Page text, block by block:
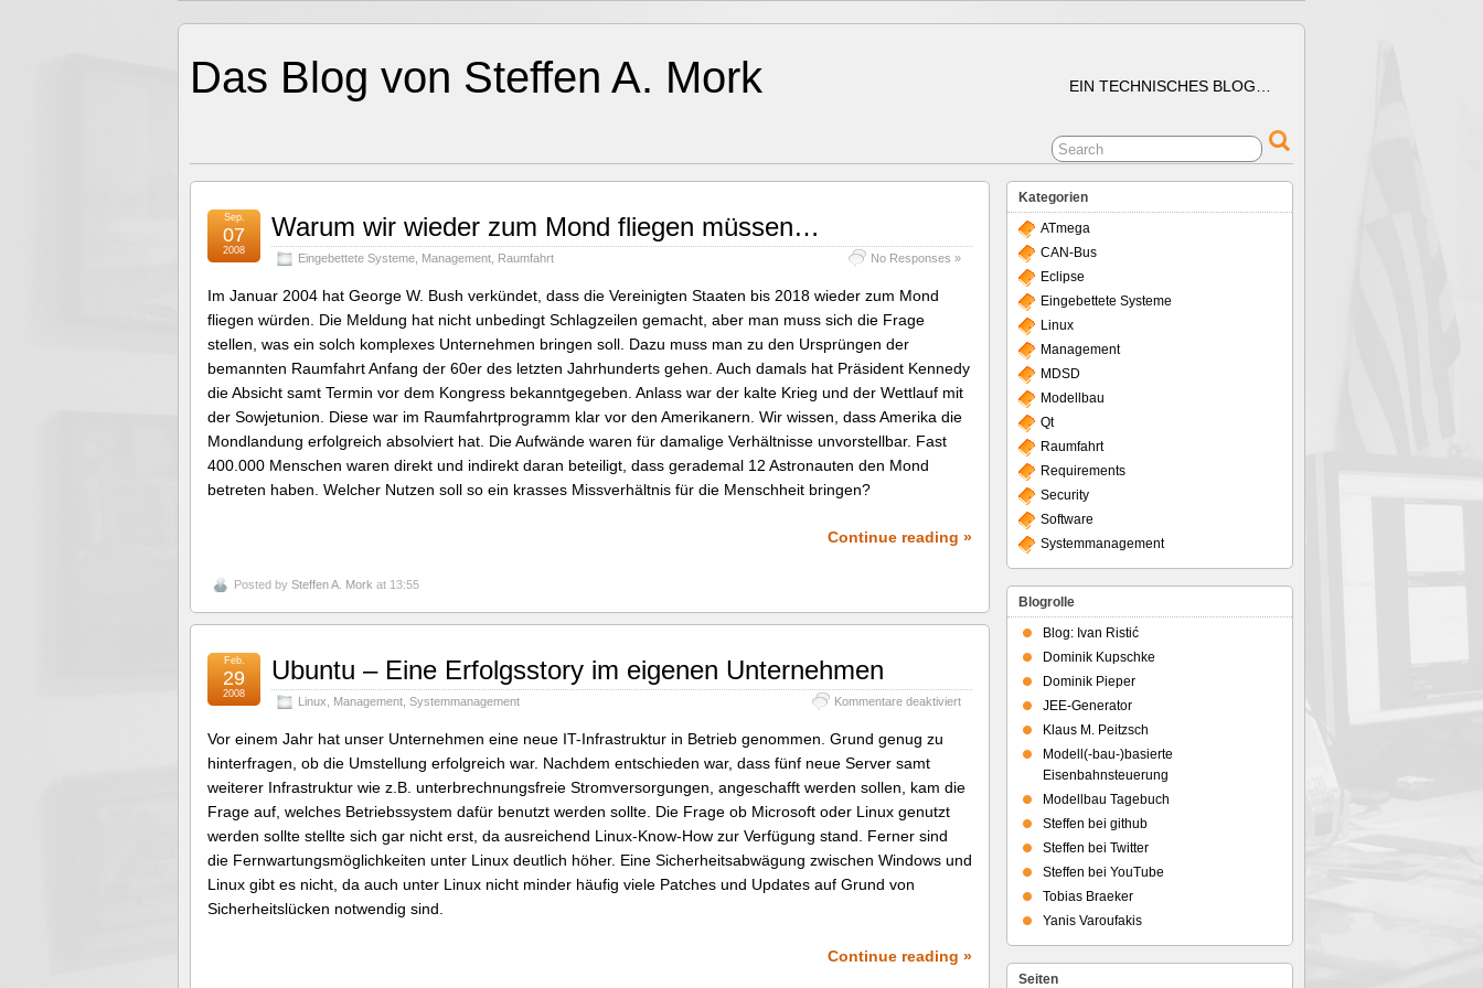
Das Blog von Steffen A. Mork EIN TECHNISCHES BLOG…
Warum wir wieder zum Mond fliegen müssen…
Eingebettete Systeme Management Raumfahrt No Responses »
Sep.
07
2008
Im Januar 2004 hat George W. Bush verkündet, dass die Vereinigten Staaten bis 2018 wieder zum Mond
fliegen würden. Die Meldung hat nicht unbedingt Schlagzeilen gemacht, aber man muss sich die Frage
stellen, was ein solch komplexes Unternehmen bringen soll. Dazu muss man zu den Ursprüngen der
bemannten Raumfahrt Anfang der 60er des letzten Jahrhunderts gehen. Auch damals hat Präsident Kennedy
die Absicht samt Termin vor dem Kongress bekanntgegeben. Anlass war der kalte Krieg und der Wettlauf mit
der Sowjetunion. Diese war im Raumfahrtprogramm klar vor den Amerikanern. Wir wissen, dass Amerika die
Mondlandung erfolgreich absolviert hat. Die Aufwände waren für damalige Verhältnisse unvorstellbar. Fast
400.000 Menschen waren direkt und indirekt daran beteiligt, dass gerademal 12 Astronauten den Mond
betreten haben. Welcher Nutzen soll so ein krasses Missverhältnis für die Menschheit bringen?
Continue reading »
Posted by Steffen A. Mork at 13:55
Ubuntu – Eine Erfolgsstory im eigenen Unternehmen
Linux Management Systemmanagement Kommentare deaktiviertfür
im
Unternehmen
Feb.
29
2008
Vor einem Jahr hat unser Unternehmen eine neue IT-Infrastruktur in Betrieb genommen. Grund genug zu
hinterfragen, ob die Umstellung erfolgreich war. Nachdem entschieden war, dass fünf neue Server samt
weiterer Infrastruktur wie z.B. unterbrechnungsfreie Stromversorgungen, angeschafft werden sollen, kam die
Frage auf, welches Betriebssystem dafür benutzt werden sollte. Die Frage ob Microsoft oder Linux genutzt
werden sollte stellte sich gar nicht erst, da ausreichend Linux-Know-How zur Verfügung stand. Ferner sind
die Fernwartungsmöglichkeiten unter Linux deutlich höher. Eine Sicherheitsabwägung zwischen Windows und
Linux gibt es nicht, da auch unter Linux nicht minder häufig viele Patches und Updates auf Grund von
Sicherheitslücken notwendig sind.
Continue reading »
Kategorien
ATmega
CAN-Bus
Eclipse
Eingebettete Systeme
Linux
Management
MDSD
Modellbau
Qt
Raumfahrt
Requirements
Security
Software
Systemmanagement
Blogrolle
Blog: Ivan Ristić
Dominik Kupschke
Dominik Pieper
JEE-Generator
Klaus M. Peitzsch
Modell(-bau-)basierte
Eisenbahnsteuerung
Modellbau Tagebuch
Steffen bei github
Steffen bei Twitter
Steffen bei YouTube
Tobias Braeker
Yanis Varoufakis
Seiten